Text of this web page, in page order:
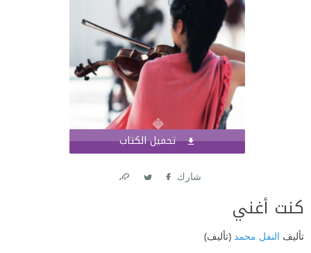
تحميل الكتاب
شارك
كنت أغني
تأليف النفل محمد (تأليف)